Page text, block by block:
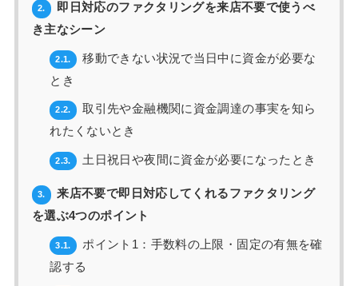
2.
即日対応のファクタリングを来店不要で使うべ
き主なシーン
2.1.
移動できない状況で当日中に資金が必要な
とき
2.2.
取引先や金融機関に資金調達の事実を知ら
れたくないとき
2.3. 土日祝日や夜間に資金が必要になったとき
3.
来店不要で即日対応してくれるファクタリング
を選ぶ4つのポイント
3.1.
ポイント1：手数料の上限・固定の有無を確
認する